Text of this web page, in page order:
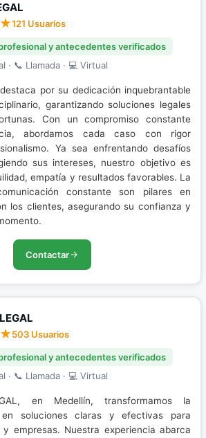
121 Usuarios
y antecedentes verificados
· 📞 Llamada · 💻 Virtual
por su dedicación inquebrantable
garantizando soluciones legales
Con un compromiso constante
abordamos cada caso con rigor
Ya sea enfrentando desafíos
sus intereses, nuestro objetivo es
empatía y resultados favorables. La
constante son pilares en
los clientes, asegurando su confianza y
Contactar
503 Usuarios
y antecedentes verificados
· 📞 Llamada · 💻 Virtual
en Medellín, transformamos la
en soluciones claras y efectivas para
y empresas. Nuestra experiencia abarca